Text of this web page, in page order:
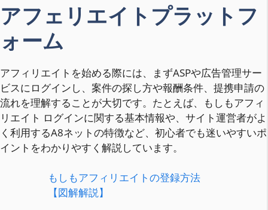
アフェリエイトプラットフ
ォーム
アフィリエイトを始める際には、まずASPや広告管理サー
ビスにログインし、案件の探し方や報酬条件、提携申請の
流れを理解することが大切です。たとえば、もしもアフィ
リエイト ログインに関する基本情報や、サイト運営者がよ
く利用するA8ネットの特徴など、初心者でも迷いやすいポ
イントをわかりやすく解説しています。
もしもアフィリエイトの登録方法
【図解解説】